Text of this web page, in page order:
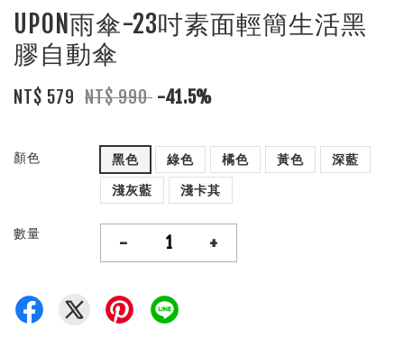
UPON雨傘-23吋素面輕簡生活黑
膠自動傘
NT$ 579 NT$ 990 -41.5%
顏色 黑色 綠色 橘色 黃色
深藍
淺灰藍
淺卡其
數量 - +